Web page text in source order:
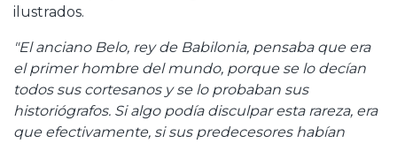
ilustrados.
"El anciano Belo, rey de Babilonia, pensaba que era
el primer hombre del mundo, porque se lo decían
todos sus cortesanos y se lo probaban sus
historiógrafos. Si algo podía disculpar esta rareza, era
que efectivamente, si sus predecesores habían